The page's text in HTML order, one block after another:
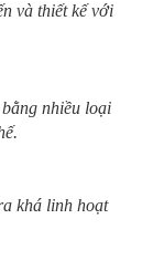
và thiết kế với
nhiều loại
khá linh hoạt